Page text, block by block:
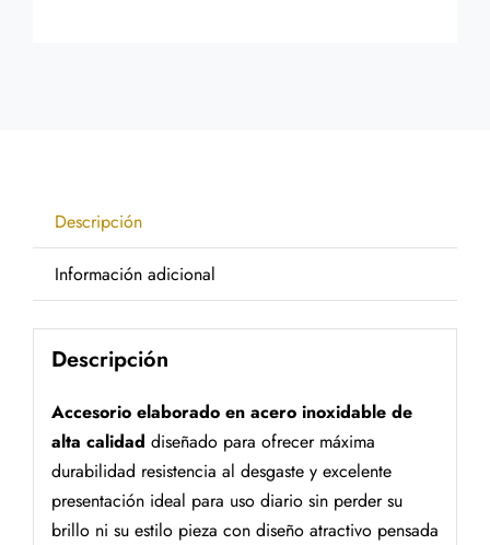
Descripción
Información adicional
Descripción
Accesorio elaborado en acero inoxidable de
alta calidad diseñado para ofrecer máxima
durabilidad resistencia al desgaste y excelente
presentación ideal para uso diario sin perder su
brillo ni su estilo pieza con diseño atractivo pensada